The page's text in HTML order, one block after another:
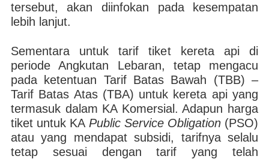
tersebut, akan diinfokan pada kesempatan
lebih lanjut.
Sementara untuk tarif tiket kereta api di
periode Angkutan Lebaran, tetap mengacu
pada ketentuan Tarif Batas Bawah (TBB) –
Tarif Batas Atas (TBA) untuk kereta api yang
termasuk dalam KA Komersial. Adapun harga
tiket untuk KA Public Service Obligation(PSO)
atau yang mendapat subsidi, tarifnya selalu
tetap sesuai dengan tarif yang telah